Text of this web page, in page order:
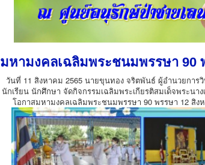
มหามงคลเฉลิมพระชนมพรรษา 90
วันที่ 11 สิงหาคม 2565 นายขุนทอง จริตพันธ์ ผู้อำนวยกา
นักเรียน นักศึกษา จัดกิจกรรมเฉลิมพระเกียรติสมเด็จพระน
โอกาสมหามงคลเฉลิมพระชนมพรรษา 90 พรรษา 12 สิ